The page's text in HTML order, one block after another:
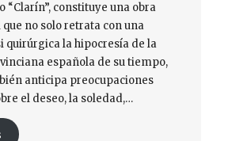
“Clarín”, constituye una obra
no solo retrata con una
quirúrgica la hipocresía de la
española de su tiempo,
anticipa preocupaciones
el deseo, la soledad,…